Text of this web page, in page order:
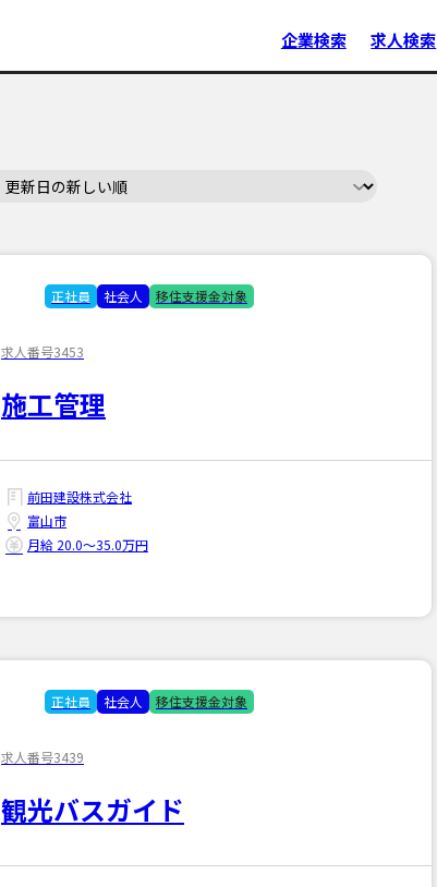
企業検索 求人検索
正社員 社会人 移住支援金対象
求人番号3453
施工管理
前田建設株式会社
富山市
月給 20.0〜35.0万円
正社員 社会人 移住支援金対象
求人番号3439
観光バスガイド